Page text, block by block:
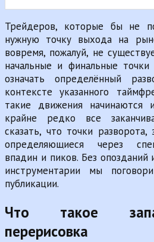
Трейдеров, которые бы не
нужную точку выхода на
вовремя, пожалуй, не
начальные и финальные
означать определённый
контексте указанного
такие движения начинаются
крайне редко все
сказать, что точки
определяющиеся через
впадин и пиков. Без
инструментарии мы
публикации.
Что такое
перерисовка